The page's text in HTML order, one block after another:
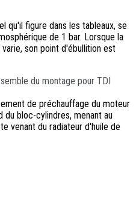
qu'il figure dans les tableaux, se
de 1 bar. Lorsque la
son point d'ébullition est
du montage pour TDI
de préchauffage du moteur
bloc-cylindres, menant au
venant du radiateur d'huile de